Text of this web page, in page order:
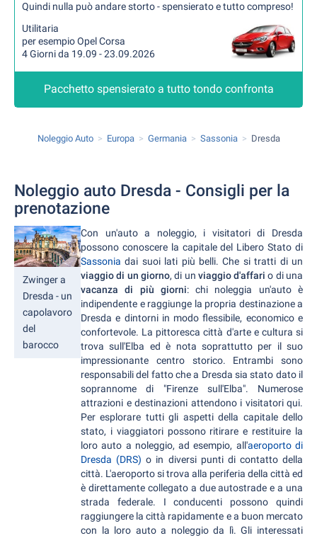
Quindi nulla può andare storto - spensierato e tutto compreso!
Utilitaria
per esempio Opel Corsa
4 Giorni da 19.09 - 23.09.2026
Pacchetto spensierato a tutto tondo confronta
Noleggio Auto Europa Germania Sassonia Dresda
Noleggio auto Dresda - Consigli per la
prenotazione
Zwinger a
Dresda - un
capolavoro
del
barocco
Con un'auto a noleggio, i visitatori di Dresda
possono conoscere la capitale del Libero Stato di
Sassonia dai suoi lati più belli. Che si tratti di un
viaggio di un giorno, di un viaggio d'affario di una
vacanza di più giorni: chi noleggia un'auto è
indipendente e raggiunge la propria destinazione a
Dresda e dintorni in modo flessibile, economico e
confortevole. La pittoresca città d'arte e cultura si
trova sull'Elba ed è nota soprattutto per il suo
impressionante centro storico. Entrambi sono
responsabili del fatto che a Dresda sia stato dato il
soprannome di "Firenze sull'Elba". Numerose
attrazioni e destinazioni attendono i visitatori qui.
Per esplorare tutti gli aspetti della capitale dello
stato, i viaggiatori possono ritirare e restituire la
loro auto a noleggio, ad esempio, all'aeroporto di
Dresda (DRS) o in diversi punti di contatto della
città. L'aeroporto si trova alla periferia della città ed
è direttamente collegato a due autostrade e a una
strada federale. I conducenti possono quindi
raggiungere la città rapidamente e a buon mercato
con la loro auto a noleggio da lì. Gli interessati